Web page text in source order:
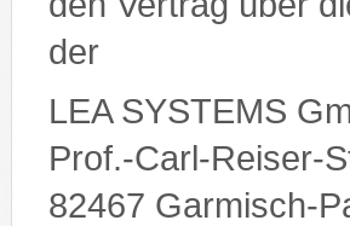
der
LEA SYSTEMS
Prof.-Carl-Reiser-
82467 Garmisch-